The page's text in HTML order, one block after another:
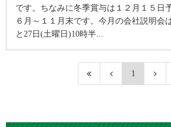
です。ちなみに冬季賞与は１２月１５日
６月～１１月末です。今月の会社説明会
と27日(土曜日)10時半...
1